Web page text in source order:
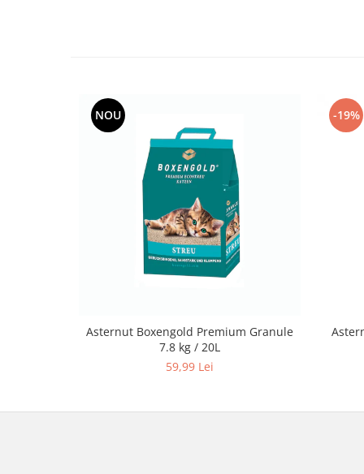
NOU
Asternut Boxengold Premium Granule
7.8 kg / 20L
59,99 Lei
-19%